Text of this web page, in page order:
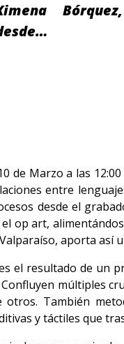
de Marzo a las
entre
desde el
op art,
aporta así
el resultado de un
múltiples
otros. También
y táctiles que